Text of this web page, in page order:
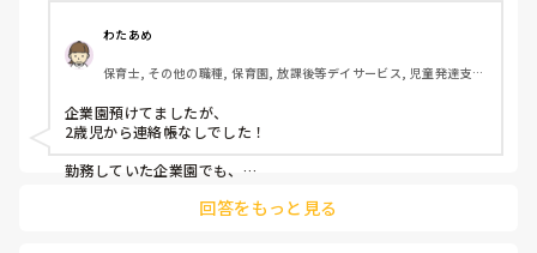
場合は連絡帳はまず存在しませんし、小学生になってもあり
ません。0歳〜2歳までは確かにお昼寝必須だし連絡帳があっ
ても良いとは思いますが、3歳〜5歳は個別の連絡帳はいらな
いです。幼稚園では帰りの際に先生から話を聞くだけでした
がそれで満足でした。実際3歳〜5才も大体の園で連絡帳は書
くものなのでしょうか？親を満足させるためのものだとした
ら本当にいらないですし、それよりも子供達と接する時間と
して優先してほしいです。
わたあめ
保育士, その他の職種, 保育園, 放課後等デイサービス, 児童発達支援
企業園預けてましたが、
2歳児から連絡帳なしでした！
勤務していた企業園でも、
回答をもっと見る